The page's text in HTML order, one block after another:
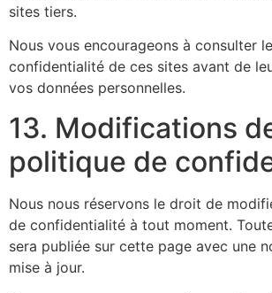
sites tiers.
Nous vous encourageons à consulter
confidentialité de ces sites avant de
vos données personnelles.
13. Modifications
politique de
Nous nous réservons le droit de
de confidentialité à tout moment.
sera publiée sur cette page avec une
mise à jour.